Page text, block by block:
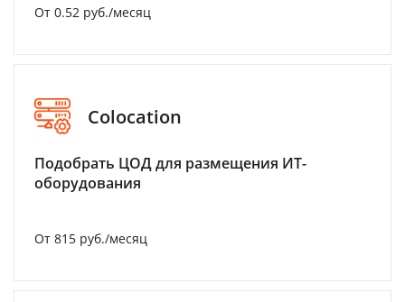
От 0.52 руб./месяц
Colocation
Подобрать ЦОД для размещения ИТ-
оборудования
От 815 руб./месяц